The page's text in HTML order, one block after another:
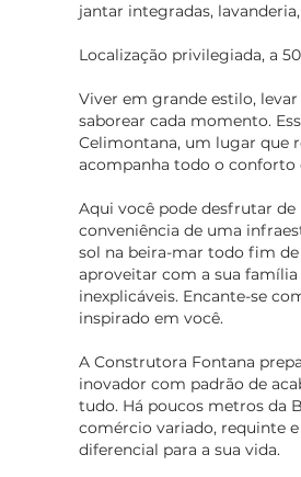
jantar integradas,
Localização privilegiada, a
Viver em grande estilo,
saborear cada momento.
Celimontana, um lugar que
acompanha todo o conforto
Aqui você pode desfrutar de
conveniência de uma
sol na beira-mar todo fim
aproveitar com a sua
inexplicáveis. Encante-se
inspirado em você.
A Construtora Fontana
inovador com padrão de
tudo. Há poucos metros da
comércio variado, requinte
diferencial para a sua vida.